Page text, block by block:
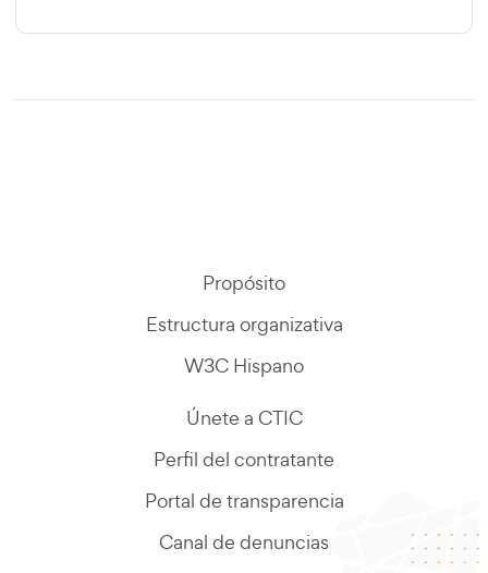
Propósito
Estructura organizativa
W3C Hispano
Únete a CTIC
Perfil del contratante
Portal de transparencia
Canal de denuncias